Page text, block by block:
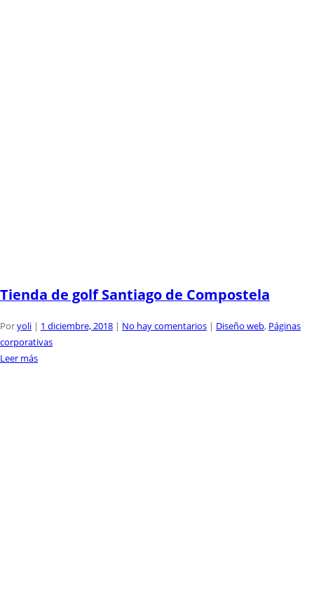
Tienda de golf Santiago de Compostela
Poryoli | 1 diciembre, 2018 | No hay comentarios | Diseño web, Páginas
corporativas
Leer más